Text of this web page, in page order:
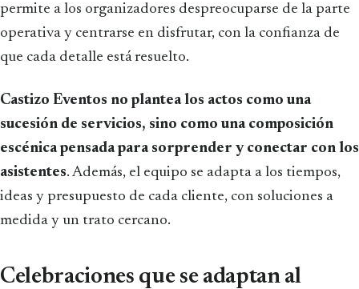
permite a los organizadores despreocuparse de la parte
operativa y centrarse en disfrutar, con la confianza de
que cada detalle está resuelto.
Castizo Eventos no plantea los actos como una
sucesión de servicios, sino como una composición
escénica pensada para sorprender y conectar con los
asistentes. Además, el equipo se adapta a los tiempos,
ideas y presupuesto de cada cliente, con soluciones a
medida y un trato cercano.
Celebraciones que se adaptan al